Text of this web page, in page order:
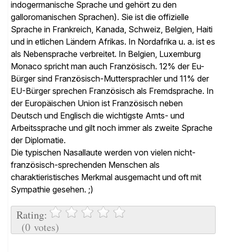
jest językiem indoeuropejskim i należy do rodziny
języków galijsko-romańskich). Jest językiem
urzędowym we Francji, Kanadzie, Szwajcarii, Belgii, na
Haiti i w kilku krajach afrykańskich. Jest również
powszechnie używany jako drugi język w Afryce
Północnej. Francuski jest również używany w Belgii,
Luksemburgu i Monako. 12% obywateli UE to rodzimi
użytkownicy języka francuskiego, a 11% posługuje się
nim jako językiem obcym. W Unii Europejskiej język
francuski, obok niemieckiego i angielskiego, jest jednym
z najważniejszych języków urzędowych i roboczych,
a także nadal jest uważany za drugi język dyplomacji.
Typowe dźwięki nosowe są często rozpoznawane
jako cecha charakterystyczna przez wielu
niefrancuskojęzycznych i często traktowane z
sympatią. ;)
Ocena:
(0 głosów)